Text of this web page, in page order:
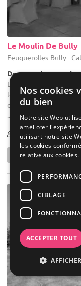
Le Moulin De Bully
Feuguerolles-Bully -
Demeure de
Location de salle de
le domaine. Salle
demeure pour le vin
...
1-300 29 max
Nos cookies
du bien
Notre site Web
améliorer
utilisant notre site
les cookies
relative aux cookies.
CIBLAGE
ACCEPTER TOUT